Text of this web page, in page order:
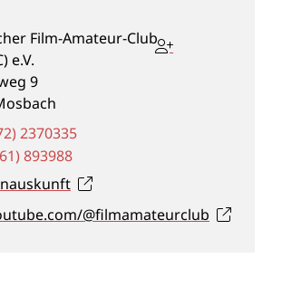
Film-Amateur-Club
e.V.
9
61) 893988
2370335
@filmamateurclub